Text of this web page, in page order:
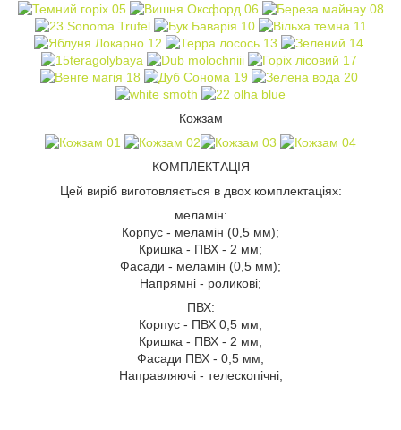
Кожзам
КОМПЛЕКТАЦІЯ
Цей виріб виготовляється в двох комплектаціях:
меламін:
Корпус - меламін (0,5 мм);
Кришка - ПВХ - 2 мм;
Фасади - меламін (0,5 мм);
Напрямні - роликові;
ПВХ:
Корпус - ПВХ 0,5 мм;
Кришка - ПВХ - 2 мм;
Фасади ПВХ - 0,5 мм;
Направляючі - телескопічні;